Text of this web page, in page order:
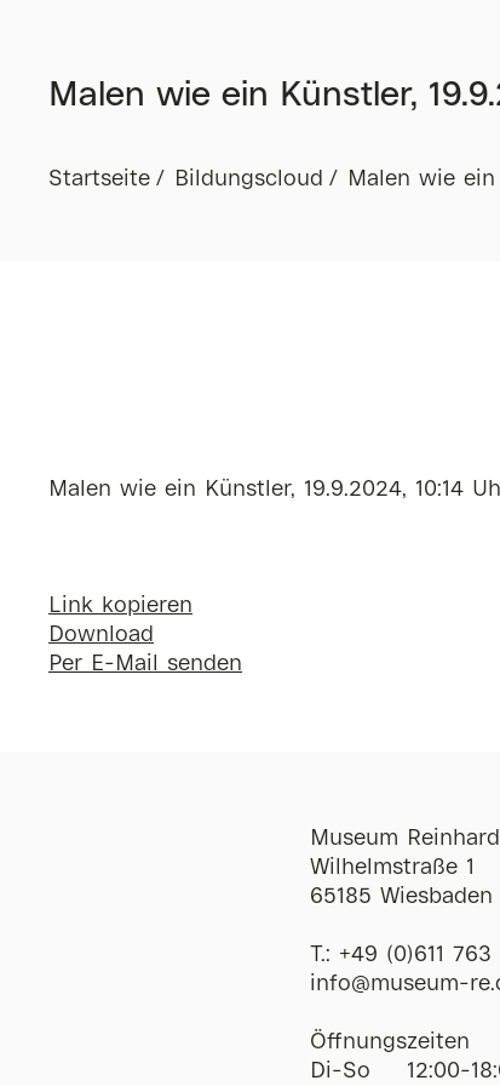
Malen wie ein Künstler,
Startseite Bildungscloud Malen wie ein
Malen wie ein Künstler, 19.9.2024, 10:14
Link kopieren
Download
Per E-Mail senden
Museum
Wilhelmstraße 1
65185 Wiesbaden
T.: +49 (0)611
ofni@museum-re
Öffnungszeiten
Di-So
12:00-